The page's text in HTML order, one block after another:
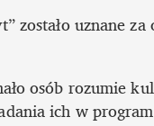
zostało uznane
osób rozumie
ich w